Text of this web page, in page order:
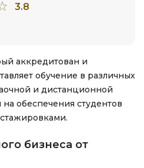
3.8
аккредитован и
обучение в различных
и дистанционной
обеспечения студентов
бизнеса от